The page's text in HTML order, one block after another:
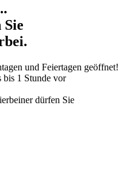
Sie
und Feiertagen geöffnet!
bis 1 Stunde vor
dürfen Sie